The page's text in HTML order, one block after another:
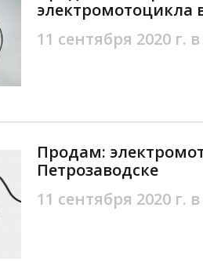
электромотоцикла
11 сентября 2020 г.
Продам:
Петрозаводске
11 сентября 2020 г.